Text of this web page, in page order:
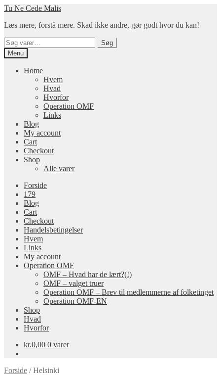
Spring
navigation
Spring
indhold
Tu Ne Cede Malis
Læs mere, forstå mere. Skad ikke andre, gør godt hvor du kan!
Søg
efter:
Søg
Menu
Home
Hvem
Hvad
Hvorfor
Operation OMF
Links
Blog
My account
Cart
Checkout
Shop
Alle varer
Forside
179
Blog
Cart
Checkout
Handelsbetingelser
Hvem
Links
My account
Operation OMF
OMF – Hvad har de lært?(!)
OMF – valget truer
Operation OMF – Brev til medlemmerne af folketinget
Operation OMF-EN
Shop
Hvad
Hvorfor
kr.0,00 0 varer
Forside /Helsinki